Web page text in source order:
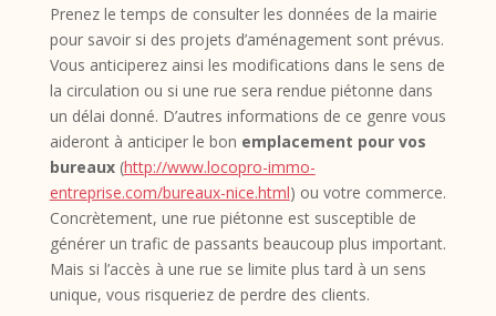
Prenez le temps de consulter les données de la mairie
pour savoir si des projets d’aménagement sont prévus.
Vous anticiperez ainsi les modifications dans le sens de
la circulation ou si une rue sera rendue piétonne dans
un délai donné. D’autres informations de ce genre vous
aideront à anticiper le bon emplacement pour vos
bureaux(http://www.locopro-immo-
entreprise.com/bureaux-nice.html) ou votre commerce.
Concrètement, une rue piétonne est susceptible de
générer un trafic de passants beaucoup plus important.
Mais si l’accès à une rue se limite plus tard à un sens
unique, vous risqueriez de perdre des clients.